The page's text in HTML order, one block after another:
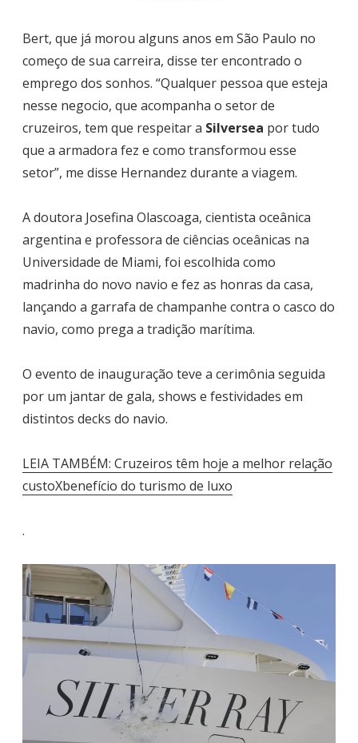
Bert, que já morou alguns anos em São Paulo no
começo de sua carreira, disse ter encontrado o
emprego dos sonhos. “Qualquer pessoa que esteja
nesse negocio, que acompanha o setor de
cruzeiros, tem que respeitar a Silversea por tudo
que a armadora fez e como transformou esse
setor”, me disse Hernandez durante a viagem.
A doutora Josefina Olascoaga, cientista oceânica
argentina e professora de ciências oceânicas na
Universidade de Miami, foi escolhida como
madrinha do novo navio e fez as honras da casa,
lançando a garrafa de champanhe contra o casco do
navio, como prega a tradição marítima.
O evento de inauguração teve a cerimônia seguida
por um jantar de gala, shows e festividades em
distintos decks do navio.
LEIA TAMBÉM: Cruzeiros têm hoje a melhor relação
custoXbenefício do turismo de luxo
.